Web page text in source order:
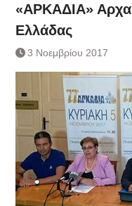
«ΑΡΚΑΔΙΑ»
Ελλάδας
3 Νοεμβρίου 2017